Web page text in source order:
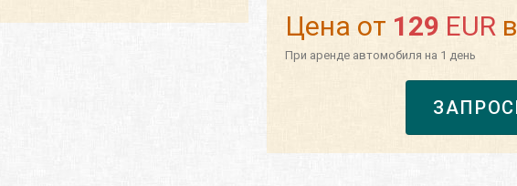
Цена от 129 EURв
При аренде автомобиля на 1 день